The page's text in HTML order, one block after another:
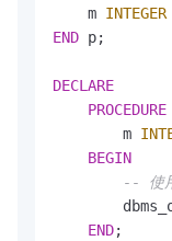
    m
INTEGER
END p;
DECLARE
PROCEDURE
        m
BEGIN
-- 使
END